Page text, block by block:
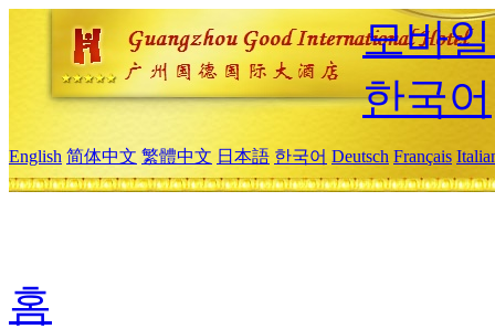
모바
한국어
English 简体中文 繁體中文 日本語 한국어 Deutsch Français
홈